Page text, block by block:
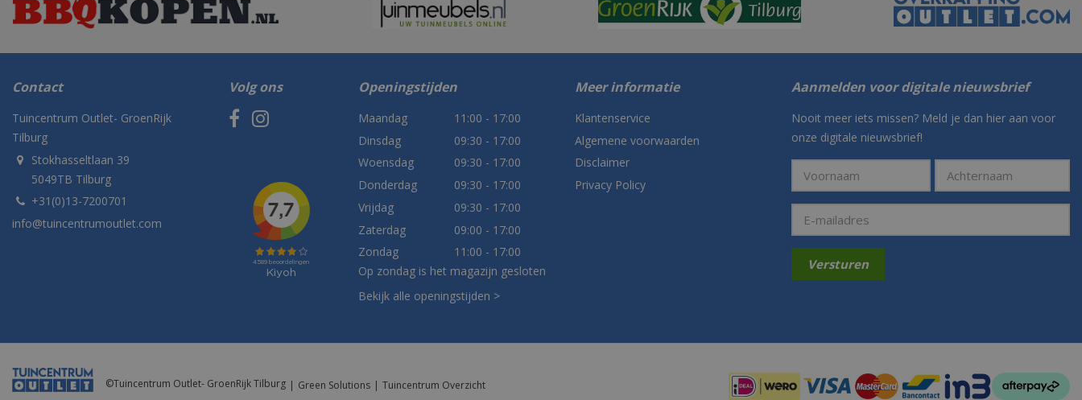
Contact
Tuincentrum Outlet- GroenRijk
Tilburg
Stokhasseltlaan 39
5049TB Tilburg
+31(0)13-7200701
info@tuincentrumoutlet.com
Volg ons Openingstijden
Maandag
11:00 - 17:00
Dinsdag
09:30 - 17:00
Woensdag
09:30 - 17:00
Donderdag
09:30 - 17:00
Vrijdag
09:30 - 17:00
Zaterdag
09:00 - 17:00
Zondag
11:00 - 17:00
Op zondag is het magazijn gesloten
Bekijk alle openingstijden >
Meer informatie
Klantenservice
Algemene voorwaarden
Disclaimer
Privacy Policy
Aanmelden voor digitale nieuwsbrief
Nooit meer iets missen? Meld je dan hier aan voor
onze digitale nieuwsbrief!
©Tuincentrum Outlet- GroenRijk Tilburg Green Solutions Tuincentrum Overzicht